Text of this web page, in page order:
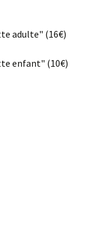
adulte" (16€)
enfant" (10€)